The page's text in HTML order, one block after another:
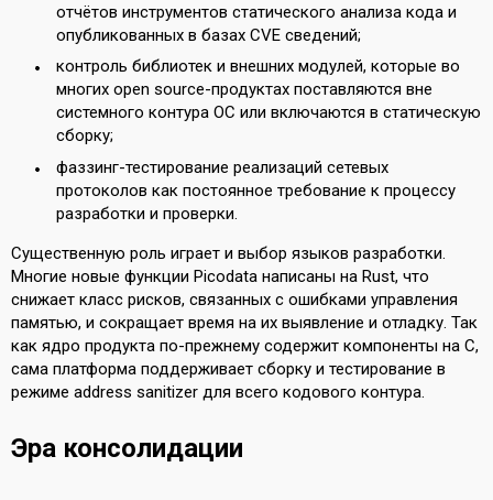
отчётов инструментов статического анализа кода и
опубликованных в базах CVE сведений;
контроль библиотек и внешних модулей, которые во
многих open source-продуктах поставляются вне
системного контура ОС или включаются в статическую
сборку;
фаззинг-тестирование реализаций сетевых
протоколов как постоянное требование к процессу
разработки и проверки.
Существенную роль играет и выбор языков разработки.
Многие новые функции Picodata написаны на Rust, что
снижает класс рисков, связанных с ошибками управления
памятью, и сокращает время на их выявление и отладку. Так
как ядро продукта по-прежнему содержит компоненты на C,
сама платформа поддерживает сборку и тестирование в
режиме address sanitizer для всего кодового контура.
Эра консолидации